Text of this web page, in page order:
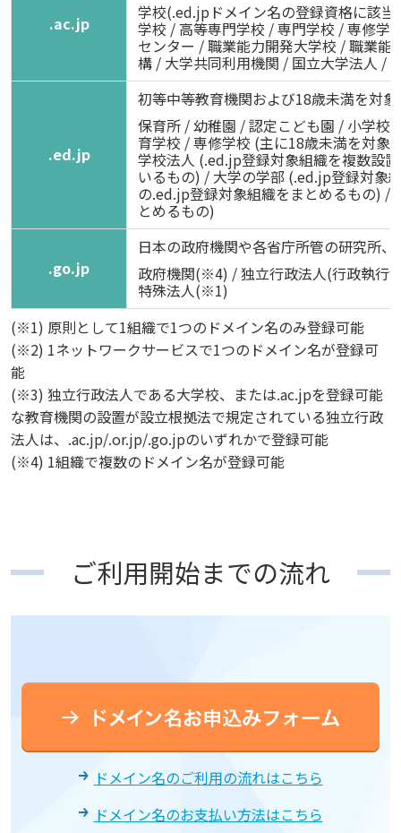
.ac.jp
学校(.ed.jpドメイン名の登録資格に該
学校 / 高等専門学校 / 専門学校 / 専修学
センター / 職業能力開発大学校 / 職業
構 / 大学共同利用機関 / 国立大学法人 /
.ed.jp
初等中等教育機関および18歳未満を対
保育所 / 幼稚園 / 認定こども園 / 小学校
育学校 / 専修学校 (主に18歳未満を対
学校法人 (.ed.jp登録対象組織を複数設
いるもの) / 大学の学部 (.ed.jp登録対象
の.ed.jp登録対象組織をまとめるもの) /
とめるもの)
.go.jp
日本の政府機関や各省庁所管の研究所
政府機関(※4) / 独立行政法人(行政執
特殊法人(※1)
(※1) 原則として1組織で1つのドメイン名のみ登録可能
(※2) 1ネットワークサービスで1つのドメイン名が登録可
能
(※3) 独立行政法人である大学校、または.ac.jpを登録可能
な教育機関の設置が設立根拠法で規定されている独立行政
法人は、.ac.jp/.or.jp/.go.jpのいずれかで登録可能
(※4) 1組織で複数のドメイン名が登録可能
ご利用開始までの流れ
ドメイン名のご利用の流れはこちら
ドメイン名のお支払い方法はこちら